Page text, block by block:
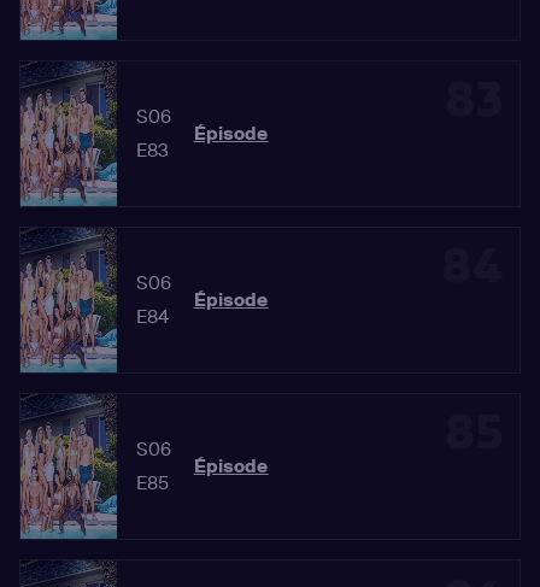
S06
E83
Épisode
S06
E84
Épisode
S06
E85
Épisode